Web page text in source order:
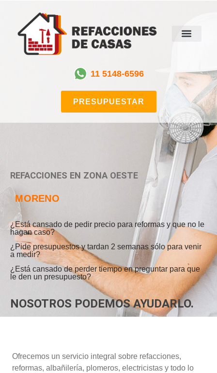
11 5148-6596
PRESUPUESTAR
REFACCIONES EN ZONA OESTE
MORENO
¿Está cansado de pedir precio para reformas y que no le
hagan caso?
¿Pide presupuestos y tardan 2 semanas sólo para venir
a medir?
¿Está cansado de perder tiempo en preguntar para que
le den un presupuesto?
NOSOTROS PODEMOS AYUDARLO.
Ofrecemos un servicio integral sobre refacciones,
reformas, albañilería, plomeros, electricistas y todo lo